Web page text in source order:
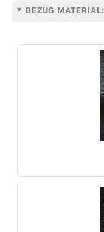
BEZUG MATERIAL: